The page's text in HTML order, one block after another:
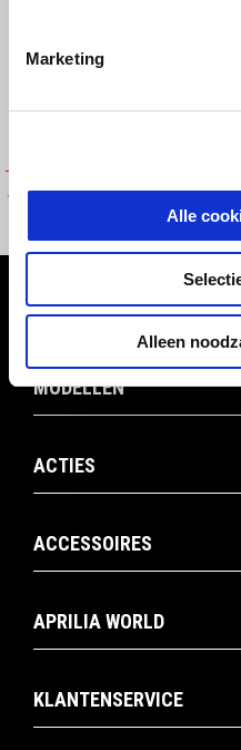
Marketing
Alle
Alleen
APRILIA WHEELIE GLOVES
MODELLEN
ACTIES
ACCESSOIRES
APRILIA WORLD
KLANTENSERVICE